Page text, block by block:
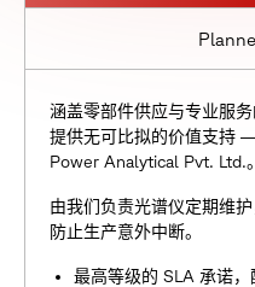
涵盖零部件供应与专业服
提供无可比拟的价值支持
Power Analytical Pvt. Ltd.。
由我们负责光谱仪定期维
防止生产意外中断。
最高等级的 SLA 承诺